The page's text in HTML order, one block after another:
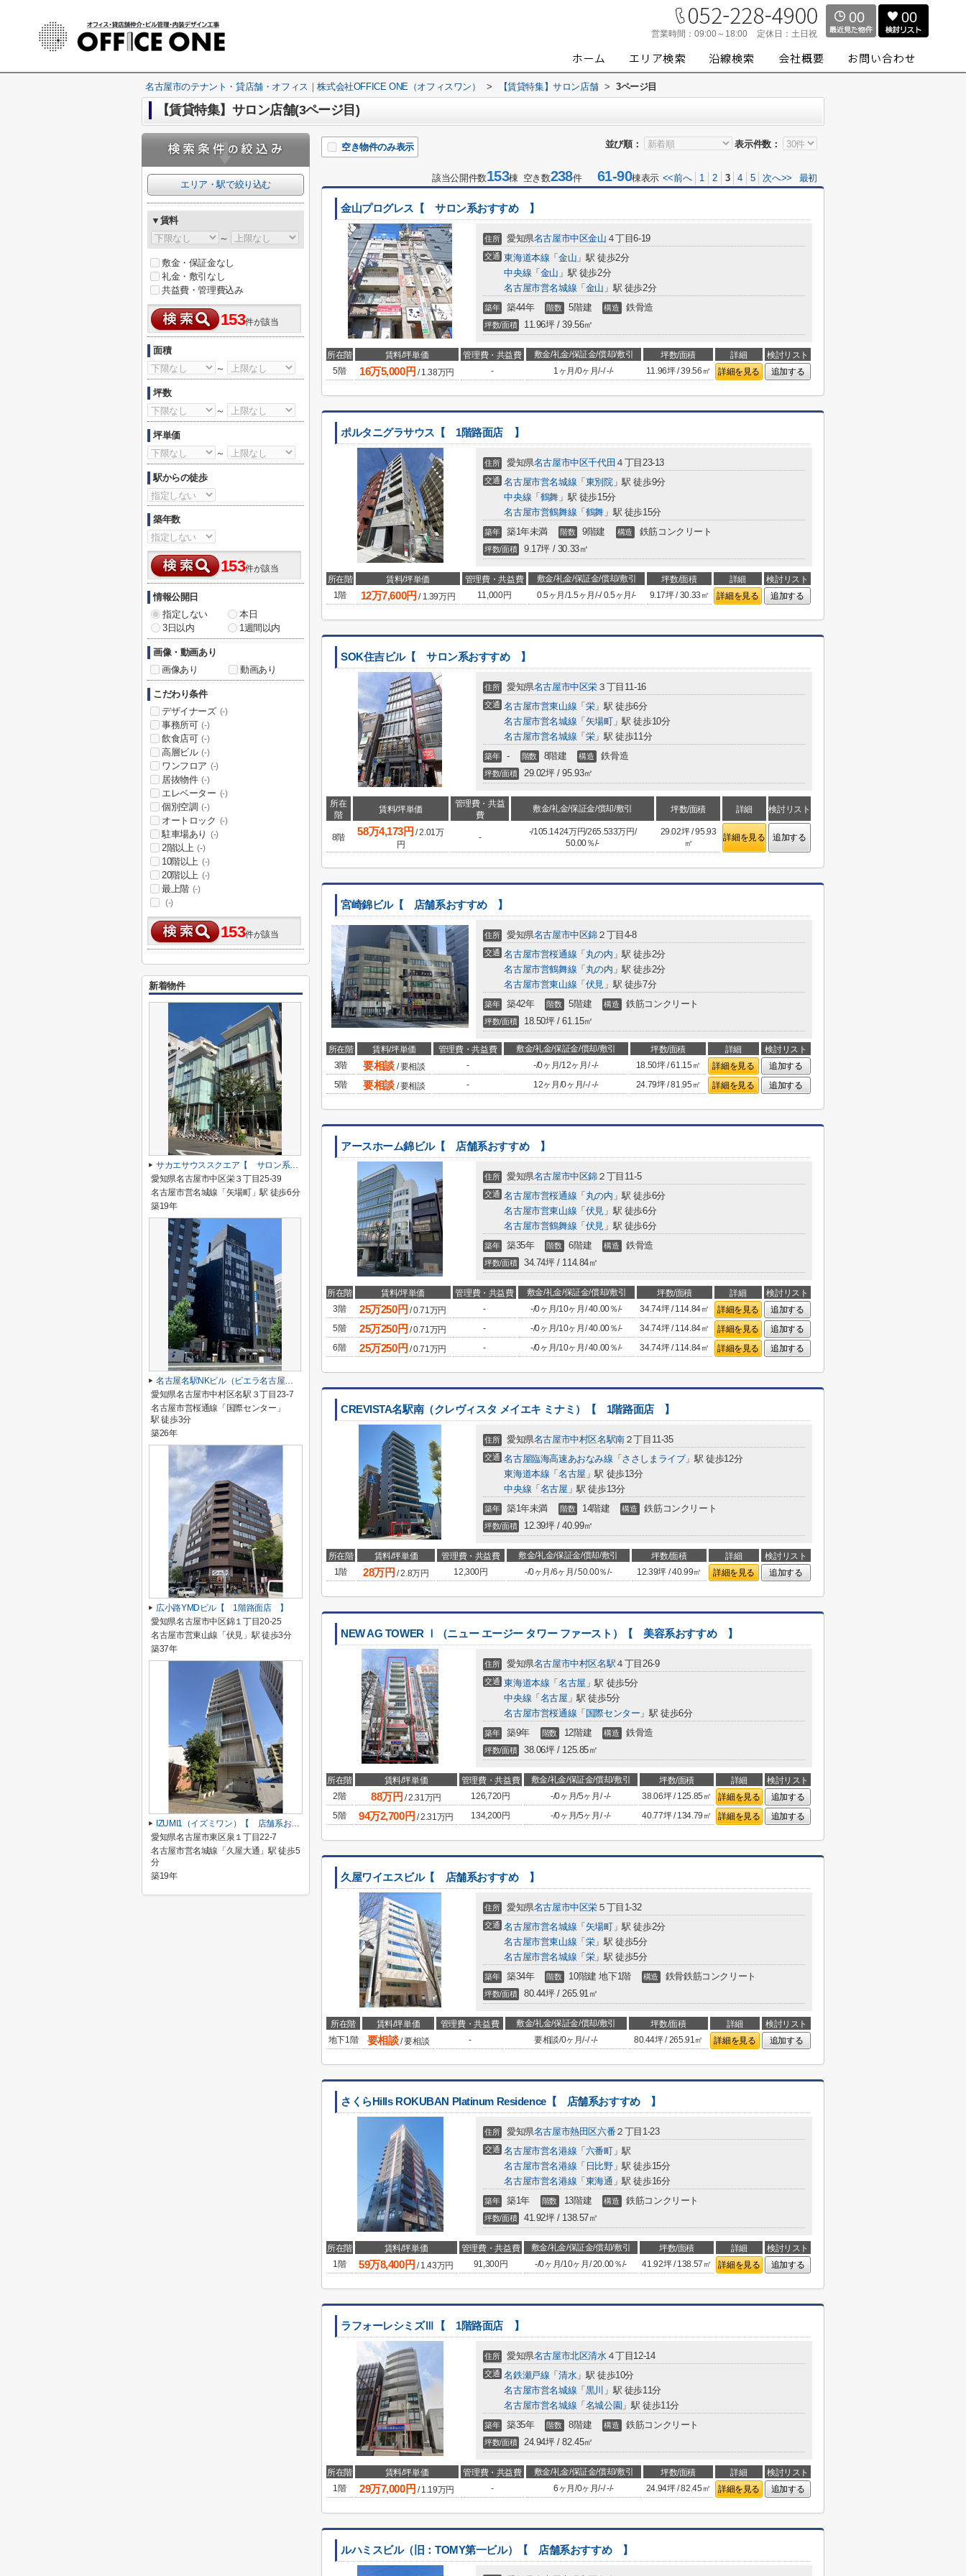
営業時間： 09:00～18:00 定休日： 土日祝
00 00
名古屋市のテナント・貸店舗・オフィス｜株式会社OFFICE ONE（オフィスワン） > 【賃貸特集】サロン店舗 > 3ページ目
【賃貸特集】サロン店舗(3ページ目)
並び順： 表示件数：
空き物件のみ表示
該当公開件数153棟 空き数238件61-90棟表示 <<前へ 1 2 3 4 5 次へ>> 最初
金山プログレス【 サロン系おすすめ 】
住所 愛知県名古屋市中区金山 ４丁目6-19
交通 東海道本線 「 金山 」駅 徒歩2分
中央線 「 金山 」駅 徒歩2分
名古屋市営名城線 「 金山 」駅 徒歩2分
築年 築44年 階数 5階建 構造 鉄骨造
坪数/面積 11.96坪 / 39.56㎡
所在階 賃料/坪単価 管理費・共益費 敷金/礼金/保証金/償却/敷引 坪数/面積 詳細
検討リスト
5階
16万5,000円 /1.38万円 - 1ヶ月 /0ヶ月/-/-/- 11.96坪 / 39.56㎡ 詳細を見る 追加する
ポルタニグラサウス【 1階路面店 】
住所 愛知県名古屋市中区千代田 ４丁目23-13
交通 名古屋市営名城線 「 東別院」駅 徒歩9分
中央線 「 鶴舞 」駅 徒歩15分
名古屋市営鶴舞線 「 鶴舞 」駅 徒歩15分
築年 築1年未満 階数 9階建 構造 鉄筋コンクリート
坪数/面積 9.17坪 / 30.33㎡
所在階 賃料/坪単価 管理費・共益費 敷金/礼金/保証金/償却/敷引 坪数/面積 詳細
検討リスト
1階
12万7,600円 / 1.39万円 11,000円 0.5ヶ月/1.5ヶ月 /-/0.5ヶ月 /- 9.17坪 / 30.33㎡ 詳細を見る 追加する
SOK住吉ビル【 サロン系おすすめ 】
住所 愛知県名古屋市中区栄 ３丁目11-16
交通 名古屋市営東山線 「 栄」駅 徒歩6分
名古屋市営名城線 「 矢場町」駅 徒歩10分
名古屋市営名城線 「 栄」駅 徒歩11分
築年 - 階数 8階建 構造 鉄骨造
坪数/面積 29.02坪 / 95.93㎡
所在
階
賃料/坪単価
管理費・共益
費
敷金/礼金/保証金/償却/敷引 坪数/面積 詳細 検討リスト
8階 58万4,173円 /2.01万
円
-
-/105.1424万円/265.533万円/
50.00％/-
29.02坪 / 95.93
㎡
詳細を見る 追加する
宮崎錦ビル【 店舗系おすすめ 】
住所 愛知県名古屋市中区錦 ２丁目4-8
交通 名古屋市営桜通線 「 丸の内 」駅 徒歩2分
名古屋市営鶴舞線 「 丸の内 」駅 徒歩2分
名古屋市営東山線 「 伏見 」駅 徒歩7分
築年 築42年 階数 5階建 構造 鉄筋コンクリート
坪数/面積 18.50坪 / 61.15㎡
所在階 賃料/坪単価 管理費・共益費 敷金/礼金/保証金/償却/敷引 坪数/面積 詳細
検討リスト
3階
要相談/ 要相談 - -/0ヶ月/12ヶ月 /-/- 18.50坪 / 61.15㎡ 詳細を見る
追加する
5階
要相談/ 要相談 - 12ヶ月 /0ヶ月/-/-/- 24.79坪 / 81.95㎡ 詳細を見る 追加する
アースホーム錦ビル【 店舗系おすすめ 】
住所 愛知県名古屋市中区錦 ２丁目11-5
交通 名古屋市営桜通線 「 丸の内 」駅 徒歩6分
名古屋市営東山線 「 伏見 」駅 徒歩6分
名古屋市営鶴舞線 「 伏見 」駅 徒歩6分
築年 築35年 階数 6階建 構造 鉄骨造
坪数/面積 34.74坪 / 114.84㎡
所在階 賃料/坪単価 管理費・共益費 敷金/礼金/保証金/償却/敷引 坪数/面積 詳細
検討リスト
3階
25万250円 /0.71万円 - -/0ヶ月/10ヶ月 /40.00％/- 34.74坪 / 114.84㎡ 詳細を見る
追加する
5階
25万250円 /0.71万円 - -/0ヶ月/10ヶ月 /40.00％/- 34.74坪 / 114.84㎡ 詳細を見る
追加する
6階
25万250円 /0.71万円 - -/0ヶ月/10ヶ月 /40.00％/- 34.74坪 / 114.84㎡ 詳細を見る 追加する
CREVISTA名駅南（クレヴィスタ メイエキ ミナミ）【 1階路面店 】
住所 愛知県名古屋市中村区名駅南２丁目11-35
交通 名古屋臨海高速あおなみ線 「 ささしまライブ」駅 徒歩12分
東海道本線 「 名古屋 」駅 徒歩13分
中央線 「 名古屋 」駅 徒歩13分
築年 築1年未満 階数 14階建 構造 鉄筋コンクリート
坪数/面積 12.39坪 / 40.99㎡
所在階 賃料/坪単価 管理費・共益費 敷金/礼金/保証金/償却/敷引 坪数/面積 詳細
検討リスト
1階
28万円 /2.8万円 12,300円 -/0ヶ月/6ヶ月 /50.00％/- 12.39坪 / 40.99㎡ 詳細を見る 追加する
NEW AG TOWER Ⅰ（ニュー エージー タワー ファースト）【 美容系おすすめ 】
住所 愛知県名古屋市中村区名駅 ４丁目26-9
交通 東海道本線 「 名古屋 」駅 徒歩5分
中央線 「 名古屋 」駅 徒歩5分
名古屋市営桜通線 「 国際センター 」駅 徒歩6分
築年 築9年 階数 12階建 構造 鉄骨造
坪数/面積 38.06坪 / 125.85㎡
所在階 賃料/坪単価 管理費・共益費 敷金/礼金/保証金/償却/敷引 坪数/面積 詳細
検討リスト
2階
88万円 /2.31万円 126,720円 -/0ヶ月/5ヶ月 /-/- 38.06坪 / 125.85㎡ 詳細を見る
追加する
5階
94万2,700円 /2.31万円 134,200円 -/0ヶ月/5ヶ月 /-/- 40.77坪 / 134.79㎡ 詳細を見る 追加する
久屋ワイエスビル【 店舗系おすすめ 】
住所 愛知県名古屋市中区栄 ５丁目1-32
交通 名古屋市営名城線 「 矢場町」駅 徒歩2分
名古屋市営東山線 「 栄」駅 徒歩5分
名古屋市営名城線 「 栄」駅 徒歩5分
築年 築34年 階数 10階建 地下1階 構造 鉄骨鉄筋コンクリート
坪数/面積 80.44坪 / 265.91㎡
所在階 賃料/坪単価 管理費・共益費 敷金/礼金/保証金/償却/敷引 坪数/面積 詳細
検討リスト
地下1階
要相談/ 要相談 - 要相談/0ヶ月/-/-/- 80.44坪 / 265.91㎡ 詳細を見る 追加する
さくらHills ROKUBAN Platinum Residence【 店舗系おすすめ 】
住所 愛知県名古屋市熱田区六番 ２丁目1-23
交通 名古屋市営名港線 「 六番町」駅
名古屋市営名港線 「 日比野」駅 徒歩15分
名古屋市営名港線 「 東海通 」駅 徒歩16分
築年 築1年 階数 13階建 構造 鉄筋コンクリート
坪数/面積 41.92坪 / 138.57㎡
所在階 賃料/坪単価 管理費・共益費 敷金/礼金/保証金/償却/敷引 坪数/面積 詳細
検討リスト
1階
59万8,400円 /1.43万円 91,300円 -/0ヶ月/10ヶ月 /20.00％/- 41.92坪 / 138.57㎡ 詳細を見る 追加する
ラフォーレシミズⅢ【 1階路面店 】
住所 愛知県名古屋市北区清水４丁目12-14
交通 名鉄瀬戸線 「 清水」駅 徒歩10分
名古屋市営名城線 「 黒川 」駅 徒歩11分
名古屋市営名城線 「 名城公園 」駅 徒歩11分
築年 築35年 階数 8階建 構造 鉄筋コンクリート
坪数/面積 24.94坪 / 82.45㎡
所在階 賃料/坪単価 管理費・共益費 敷金/礼金/保証金/償却/敷引 坪数/面積 詳細
検討リスト
1階
29万7,000円 /1.19万円 - 6ヶ月 /0ヶ月/-/-/- 24.94坪 / 82.45㎡ 詳細を見る 追加する
ルハミスビル（旧：TOMY第一ビル）【 店舗系おすすめ 】
エリア・駅で絞り込む
▼賃料
～
敷金・保証金なし
礼金・敷引なし
共益費・管理費込み
153件が該当
面積
～
坪数
～
坪単価
～
駅からの徒歩
築年数
153件が該当
情報公開日
指定しない
本日
3日以内
1週間以内
画像・動画あり
画像あり
動画あり
こだわり条件
デザイナーズ (-)
事務所可 (-)
飲食店可 (-)
高層ビル (-)
ワンフロア (-)
居抜物件 (-)
エレベーター (-)
個別空調 (-)
オートロック (-)
駐車場あり (-)
2階以上 (-)
10階以上 (-)
20階以上 (-)
最上階 (-)
(-)
153件が該当
新着物件
サカエサウススクエア【 サロン系おすすめ 】
愛知県名古屋市中区栄３丁目25-39
名古屋市営名城線「矢場町」駅 徒歩6分
築19年
名古屋名駅NKビル（ビエラ名古屋名駅）【 サロン系おすすめ 】
愛知県名古屋市中村区名駅３丁目23-7
名古屋市営桜通線「国際センター」
駅 徒歩3分
築26年
広小路YMDビル【 1階路面店 】
愛知県名古屋市中区錦１丁目20-25
名古屋市営東山線「伏見」駅 徒歩3分
築37年
IZUMI1（イズミワン）【 店舗系おすすめ 】
愛知県名古屋市東区泉１丁目22-7
名古屋市営名城線「久屋大通」駅 徒歩5
分
築19年